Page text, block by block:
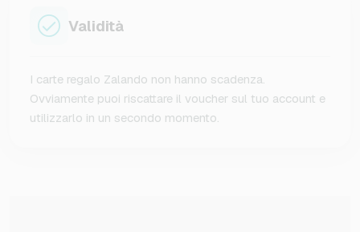
Validità
I carte regalo Zalando non hanno scadenza.
Ovviamente puoi riscattare il voucher sul tuo account e
utilizzarlo in un secondo momento.